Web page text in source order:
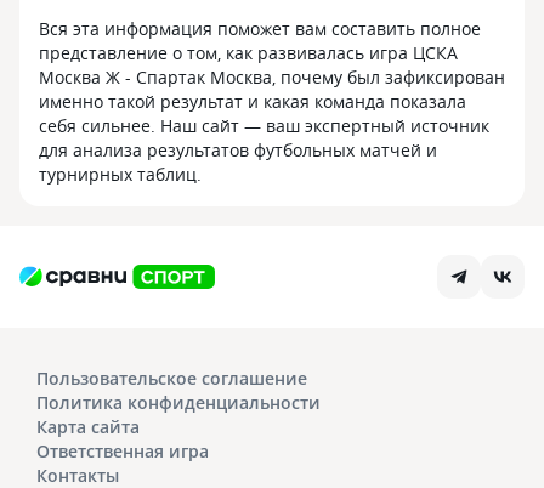
Вся эта информация поможет вам составить полное
представление о том, как развивалась игра ЦСКА
Москва Ж - Спартак Москва, почему был зафиксирован
именно такой результат и какая команда показала
себя сильнее. Наш сайт — ваш экспертный источник
для анализа результатов футбольных матчей и
турнирных таблиц.
Пользовательское соглашение
Политика конфиденциальности
Карта сайта
Ответственная игра
Контакты